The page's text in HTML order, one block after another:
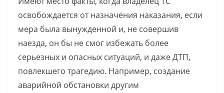
освобождается от назначения наказания, если
мера была вынужденной и, не совершив
наезда, он бы не смог избежать более
серьезных и опасных ситуаций, и даже ДТП,
повлекшего трагедию. Например, создание
аварийной обстановки другим